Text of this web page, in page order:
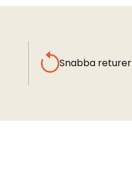
Snabba returer